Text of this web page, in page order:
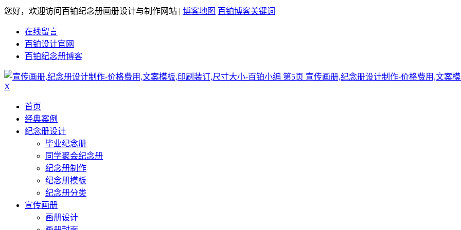
您好，欢迎访问百铂纪念册画册设计与制作网站 | 博客地图 百铂博客关键词
在线留言
百铂设计官网
百铂纪念册博客
宣传画册,纪念册设计制作-价格费用,文案
X
首页
经典案例
纪念册设计
毕业纪念册
同学聚会纪念册
纪念册制作
纪念册模板
纪念册分类
宣传画册
画册设计